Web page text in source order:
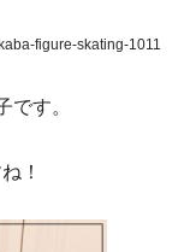
figure-skating-1011
です。
！